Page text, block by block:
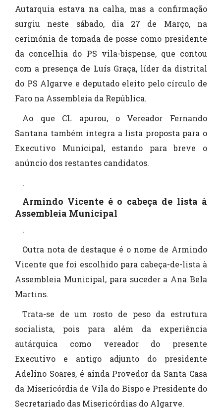
Autarquia estava na calha, mas a confirmação
surgiu neste sábado, dia 27 de Março, na
cerimónia de tomada de posse como presidente
da concelhia do PS vila-bispense, que contou
com a presença de Luís Graça, líder da distrital
do PS Algarve e deputado eleito pelo círculo de
Faro na Assembleia da República.
Ao que CL apurou, o Vereador Fernando
Santana também integra a lista proposta para o
Executivo Municipal, estando para breve o
anúncio dos restantes candidatos.
.
Armindo Vicente é o cabeça de lista à
Assembleia Municipal
.
Outra nota de destaque é o nome de Armindo
Vicente que foi escolhido para cabeça-de-lista à
Assembleia Municipal, para suceder a Ana Bela
Martins.
Trata-se de um rosto de peso da estrutura
socialista, pois para além da experiência
autárquica como vereador do presente
Executivo e antigo adjunto do presidente
Adelino Soares, é ainda Provedor da Santa Casa
da Misericórdia de Vila do Bispo e Presidente do
Secretariado das Misericórdias do Algarve.